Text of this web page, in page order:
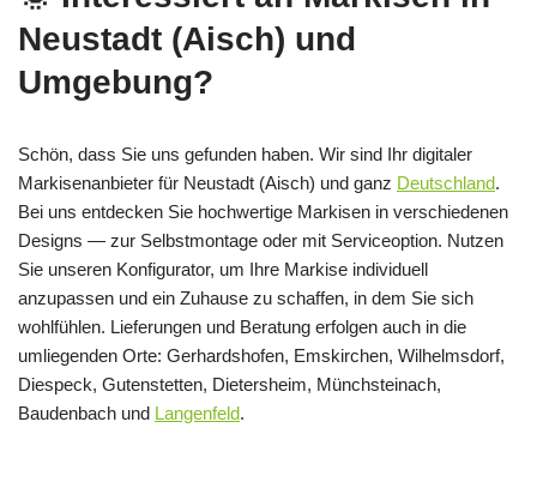
Neustadt (Aisch) und
Umgebung?
Schön, dass Sie uns gefunden haben. Wir sind Ihr digitaler
Markisenanbieter für Neustadt (Aisch) und ganz Deutschland.
Bei uns entdecken Sie hochwertige Markisen in verschiedenen
Designs — zur Selbstmontage oder mit Serviceoption. Nutzen
Sie unseren Konfigurator, um Ihre Markise individuell
anzupassen und ein Zuhause zu schaffen, in dem Sie sich
wohlfühlen. Lieferungen und Beratung erfolgen auch in die
umliegenden Orte: Gerhardshofen, Emskirchen, Wilhelmsdorf,
Diespeck, Gutenstetten, Dietersheim, Münchsteinach,
Baudenbach und Langenfeld.